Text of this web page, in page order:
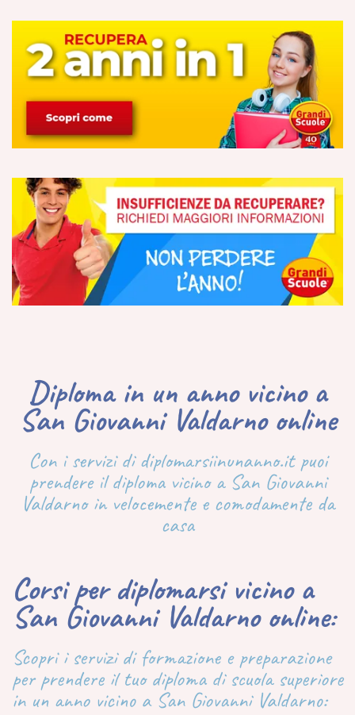
Diploma in un anno vicino a
San Giovanni Valdarno online
Con i servizi di diplomarsiinunanno.it puoi
prendere il diploma vicino a San Giovanni
Valdarno in velocemente e comodamente da
casa
Corsi per diplomarsi vicino a
San Giovanni Valdarno online:
Scopri i servizi di formazione e preparazione
per prendere il tuo diploma di scuola superiore
in un anno vicino a San Giovanni Valdarno: